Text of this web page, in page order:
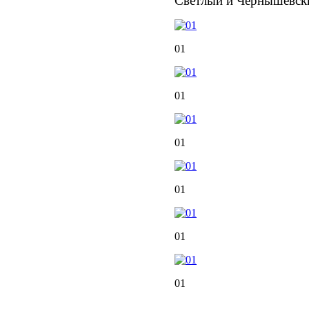
01
01
01
01
01
01